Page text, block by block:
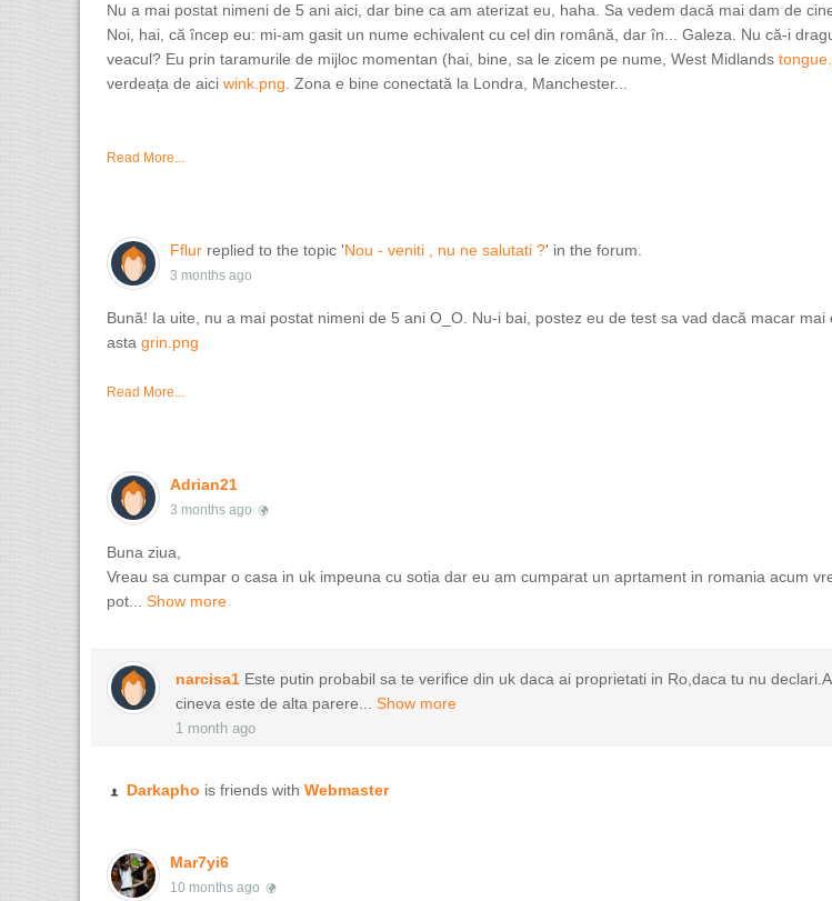
Nu a mai postat nimeni de 5 ani aici, dar bine ca am aterizat eu, haha. Sa vedem dacă mai dam de
Noi, hai, că încep eu: mi-am gasit un nume echivalent cu cel din română, dar în... Galeza. Nu că-i
veacul? Eu prin taramurile de mijloc momentan (hai, bine, sa le zicem pe nume, West Midlands
verdeața de aici wink.png. Zona e bine conectată la Londra, Manchester...
Read More...
Fflurreplied to the topic 'Nou - veniti , nu ne salutati ?' in the forum.
3 months ago
Bună! Ia uite, nu a mai postat nimeni de 5 ani O_O. Nu-i bai, postez eu de test sa vad dacă macar mai
asta grin.png
Read More...
Adrian21
3 months ago
Buna ziua,
Vreau sa cumpar o casa in uk impeuna cu sotia dar eu am cumparat un aprtament in romania acum
pot... Show more
narcisa1 Este putin probabil sa te verifice din uk daca ai proprietati in Ro,daca tu nu
cineva este de alta parere... Show more
1 month ago
Darkapho is friends with Webmaster
Mar7yi6
10 months ago